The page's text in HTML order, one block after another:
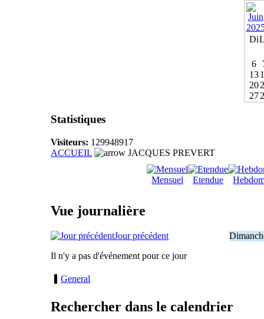
Di
6
13
20
27
Statistiques
Visiteurs: 129948917
ACCUEIL
JACQUES PREVERT
Mensuel Etendue
Vue journalière
Jour précédent
Il n'y a pas d'événement pour ce jour
General
Rechercher dans le calendrier